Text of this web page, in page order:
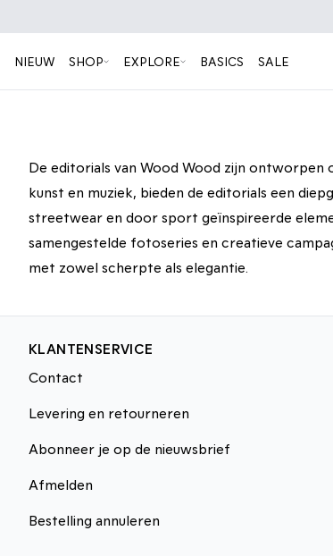
NIEUW SHOP EXPLORE BASICS SALE
De editorials van Wood Wood zijn ontworpen
kunst en muziek, bieden de editorials een
streetwear en door sport geïnspireerde
samengestelde fotoseries en creatieve
met zowel scherpte als elegantie.
On location: Tokyo
Klincewicz
KLANTENSERVICE
Contact
Levering en retourneren
Abonneer je op de nieuwsbrief
Afmelden
Bestelling annuleren